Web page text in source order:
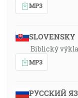
MP3
SLOVENSKY
Biblický
MP3
РУССКИЙ